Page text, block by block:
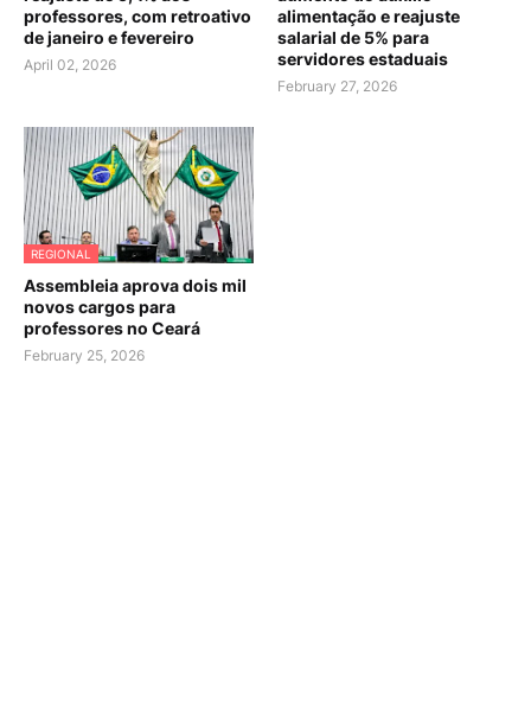
professores, com retroativo
de janeiro e fevereiro
April 02, 2026
alimentação e reajuste
salarial de 5% para
servidores estaduais
February 27, 2026
REGIONAL
Assembleia aprova dois mil
novos cargos para
professores no Ceará
February 25, 2026